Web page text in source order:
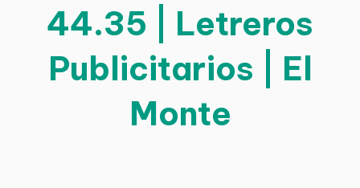
44.35 | Letreros
Publicitarios | El
Monte